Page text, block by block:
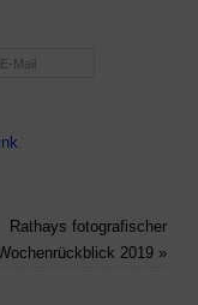
E-Mail
Rathays fotografischer
2019 »